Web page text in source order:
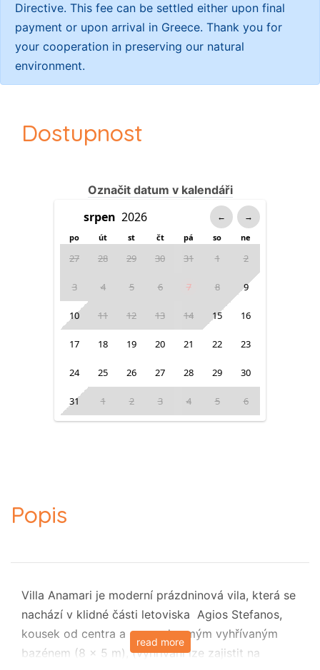
Directive. This fee can be settled either upon final
payment or upon arrival in Greece. Thank you for
your cooperation in preserving our natural
environment.
Dostupnost
Označit datum v kalendáři
← →
po út st čt pá so ne
27 28 29 30 31 1 2
3 4 5 6 7 8 9
10 11 12 13 14 15 16
17 18 19 20 21 22 23
24 25 26 27 28 29 30
31 1 2 3 4 5 6
Popis
Villa Anamari je moderní prázdninová vila, která se
nachází v klidné části letoviska Agios Stefanos,
kousek od centra a se soukromým vyhřívaným
bazénem (8 x 5 m), (vyhřívání lze zajistit na
read more